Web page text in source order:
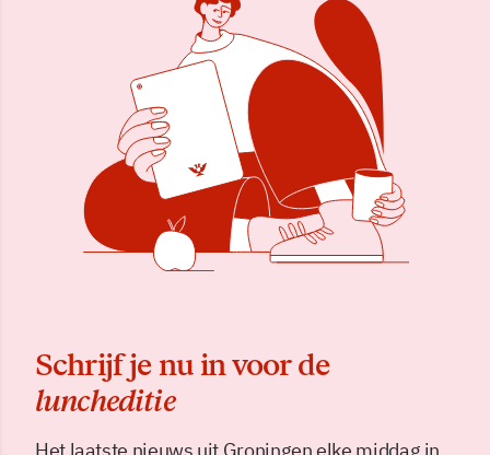
Schrijf je nu in voor de
luncheditie